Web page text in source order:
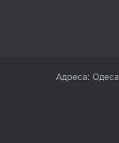
Адреса: Одеса